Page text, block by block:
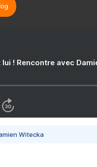
! Rencontre avec
Witecka